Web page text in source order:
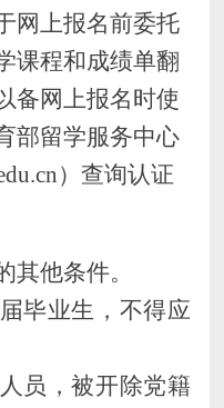
网上报名前委托
课程和成绩单翻
备网上报名时使
部留学服务中心
）查询认证
其他条件。
毕业生，不得应
员，被开除党籍